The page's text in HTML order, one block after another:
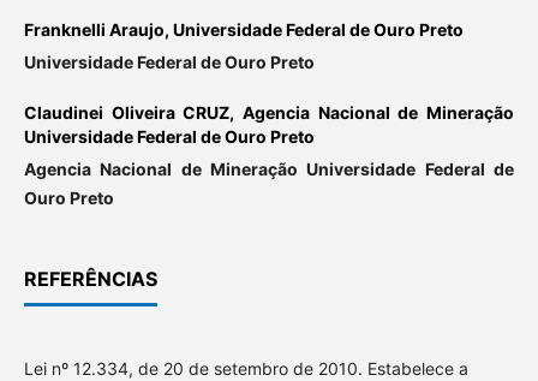
Franknelli Araujo, Universidade Federal de Ouro Preto
Universidade Federal de Ouro Preto
Claudinei Oliveira CRUZ, Agencia Nacional de Mineração
Universidade Federal de Ouro Preto
Agencia Nacional de Mineração Universidade Federal de
Ouro Preto
REFERÊNCIAS
Lei nº 12.334, de 20 de setembro de 2010. Estabelece a